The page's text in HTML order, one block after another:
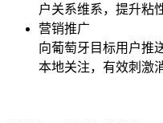
户关系维系，提升粘
营销推广
向葡萄牙 目标用户推
本地关注，有效刺激